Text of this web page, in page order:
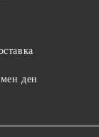
ден